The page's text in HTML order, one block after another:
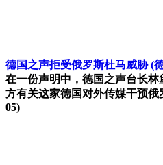
德国之声拒受俄罗斯杜马威胁 (
在一份声明中，德国之声台长
方有关这家德国对外传媒干预俄
05)